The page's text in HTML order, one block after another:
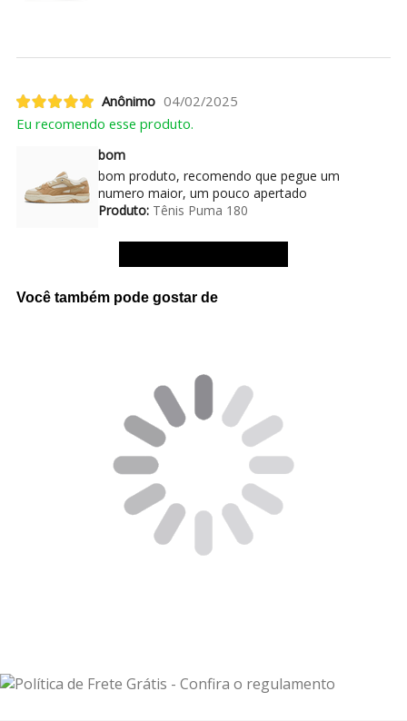
Anônimo 04/02/2025
Eu recomendo esse produto.
bom
bom produto, recomendo que pegue um
numero maior, um pouco apertado
Produto:Tênis Puma 180
Você também pode gostar de